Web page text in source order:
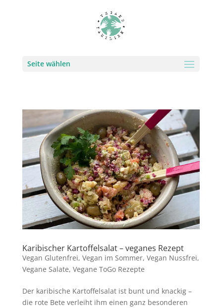
Seite wählen
Karibischer Kartoffelsalat – veganes Rezept
Vegan Glutenfrei, Vegan im Sommer, Vegan Nussfrei,
Vegane Salate, Vegane ToGo Rezepte
Der karibische Kartoffelsalat ist bunt und knackig –
die rote Bete verleiht ihm einen ganz besonderen